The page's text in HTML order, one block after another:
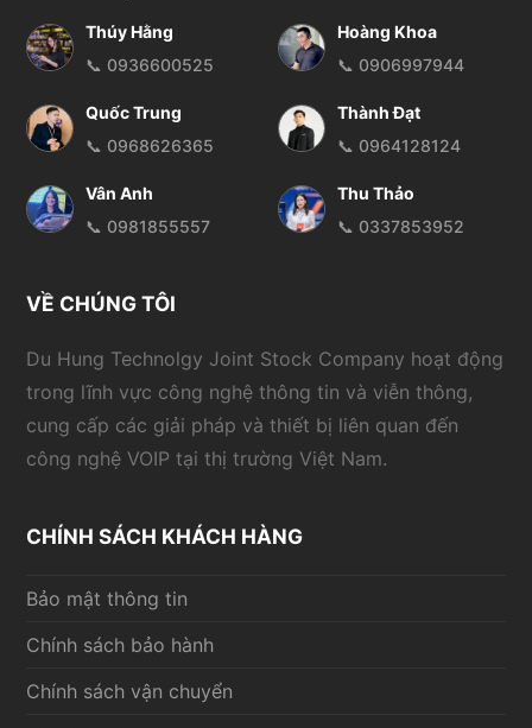
Thúy Hằng
📞 0936600525
Hoàng Khoa
📞 0906997944
Quốc Trung
📞 0968626365
Thành Đạt
📞 0964128124
Vân Anh
📞 0981855557
Thu Thảo
📞 0337853952
VỀ CHÚNG TÔI
Du Hung Technolgy Joint Stock Company hoạt động
trong lĩnh vực công nghệ thông tin và viễn thông,
cung cấp các giải pháp và thiết bị liên quan đến
công nghệ VOIP tại thị trường Việt Nam.
CHÍNH SÁCH KHÁCH HÀNG
Bảo mật thông tin
Chính sách bảo hành
Chính sách vận chuyển